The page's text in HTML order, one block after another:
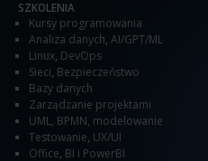
SZKOLENIA
Kursy programowania
Analiza danych, AI/GPT/ML
Linux, DevOps
Sieci, Bezpieczeństwo
Bazy danych
Zarządzanie projektami
UML, BPMN, modelowanie
Testowanie, UX/UI
Office, BI i PowerBI